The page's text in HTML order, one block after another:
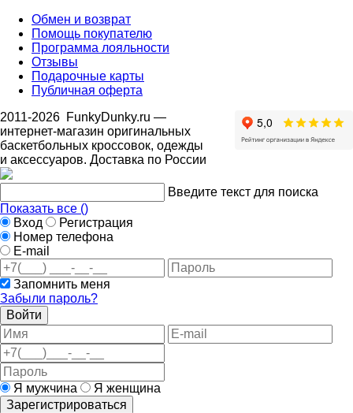
Обмен и возврат
Помощь покупателю
Программа лояльности
Отзывы
Подарочные карты
Публичная оферта
2011-2026 FunkyDunky.ru —
интернет-магазин оригинальных
баскетбольных кроссовок, одежды
и аксессуаров. Доставка по России
Введите текст для поиска
Показать все ()
Вход
Регистрация
Номер телефона
E-mail
Запомнить меня
Забыли пароль?
Войти
Я мужчина
Я женщина
Зарегистрироваться